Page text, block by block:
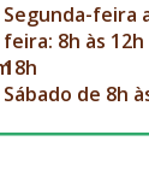
Segunda-feira
feira: 8h às 12h
18h
Sábado de 8h